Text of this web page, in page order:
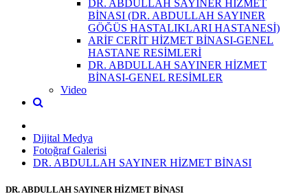
DR. ABDULLAH SAYINER HİZMET
BİNASI (DR. ABDULLAH SAYINER
GÖĞÜS HASTALIKLARI HASTANESİ)
ARİF CERİT HİZMET BİNASI-GENEL
HASTANE RESİMLERİ
DR. ABDULLAH SAYINER HİZMET
BİNASI-GENEL RESİMLER
Video
Dijital Medya
Fotoğraf Galerisi
DR. ABDULLAH SAYINER HİZMET BİNASI
DR. ABDULLAH SAYINER HİZMET BİNASI